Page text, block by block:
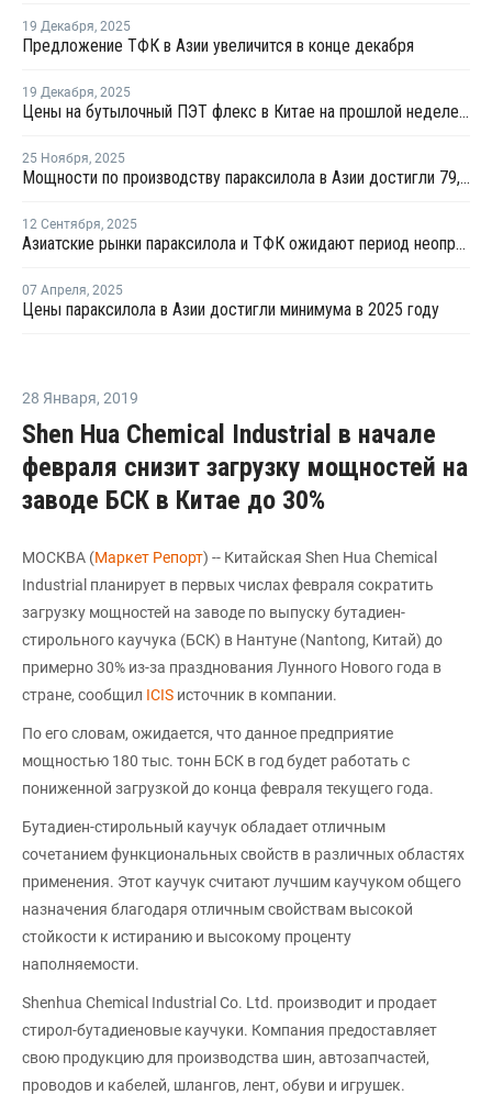
19 Декабря, 2025
Предложение ТФК в Азии увеличится в конце декабря
19 Декабря, 2025
Цены на бутылочный ПЭТ флекс в Китае на прошлой неделе показали незначительное снижение
25 Ноября, 2025
Мощности по производству параксилола в Азии достигли 79,9 млн тонн в год
12 Сентября, 2025
Азиатские рынки параксилола и ТФК ожидают период неопределенности
07 Апреля, 2025
Цены параксилола в Азии достигли минимума в 2025 году
28 Января, 2019
Shen Hua Chemical Industrial в начале
февраля снизит загрузку мощностей на
заводе БСК в Китае до 30%
МОСКВА (Маркет Репорт) -- Китайская Shen Hua Chemical
Industrial планирует в первых числах февраля сократить
загрузку мощностей на заводе по выпуску бутадиен-
стирольного каучука (БСК) в Нантуне (Nantong, Китай) до
примерно 30% из-за празднования Лунного Нового года в
стране, сообщил ICIS источник в компании.
По его словам, ожидается, что данное предприятие
мощностью 180 тыс. тонн БСК в год будет работать с
пониженной загрузкой до конца февраля текущего года.
Бутадиен-стирольный каучук обладает отличным
сочетанием функциональных свойств в различных областях
применения. Этот каучук считают лучшим каучуком общего
назначения благодаря отличным свойствам высокой
стойкости к истиранию и высокому проценту
наполняемости.
Shenhua Chemical Industrial Co. Ltd. производит и продает
стирол-бутадиеновые каучуки. Компания предоставляет
свою продукцию для производства шин, автозапчастей,
проводов и кабелей, шлангов, лент, обуви и игрушек.